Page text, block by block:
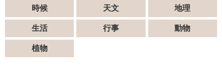
時候 天文 地理
生活 行事 動物
植物